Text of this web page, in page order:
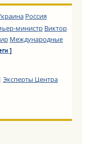
Россия
министр Виктор
Международные
]
Эксперты Центра